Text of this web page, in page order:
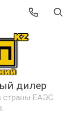
дилер
страны ЕАЭС.